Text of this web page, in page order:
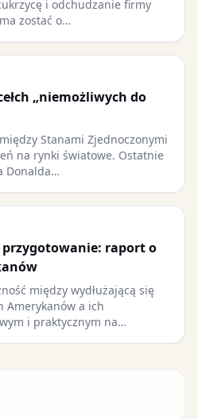
i odchudzanie firmy
zostać o…
„niemożliwych do
Stanami Zjednoczonymi
na rynki światowe. Ostatnie
Donalda…
przygotowanie: raport o
między wydłużającą się
Amerykanów a ich
i praktycznym na…